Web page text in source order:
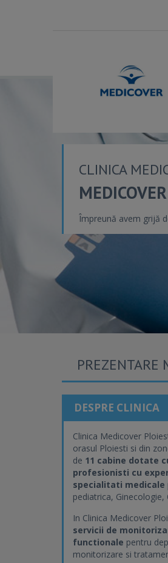
CLINICA
Împreună avem grijă
PREZENTARE
DESPRE CLINICA
Clinica Medicover
orasul Ploiesti si din
de 11 cabine dotate
profesionisti cu
specialitati medicale
pediatrica,
In Clinica Medicover
servicii de
functionale pentru
monitorizare si